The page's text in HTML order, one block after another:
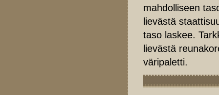
mahdolliseen
lievästä
taso laskee.
lievästä
väripaletti.